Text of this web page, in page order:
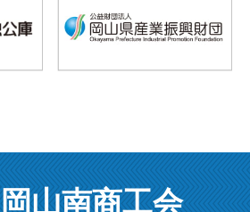
岡山南商工会